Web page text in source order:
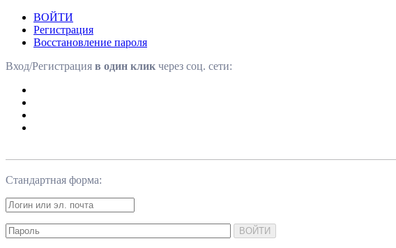
ВОЙТИ
Регистрация
Восстановление пароля
Вход/Регистрация в один клик через соц. сети:
Стандартная форма:
ВОЙТИ